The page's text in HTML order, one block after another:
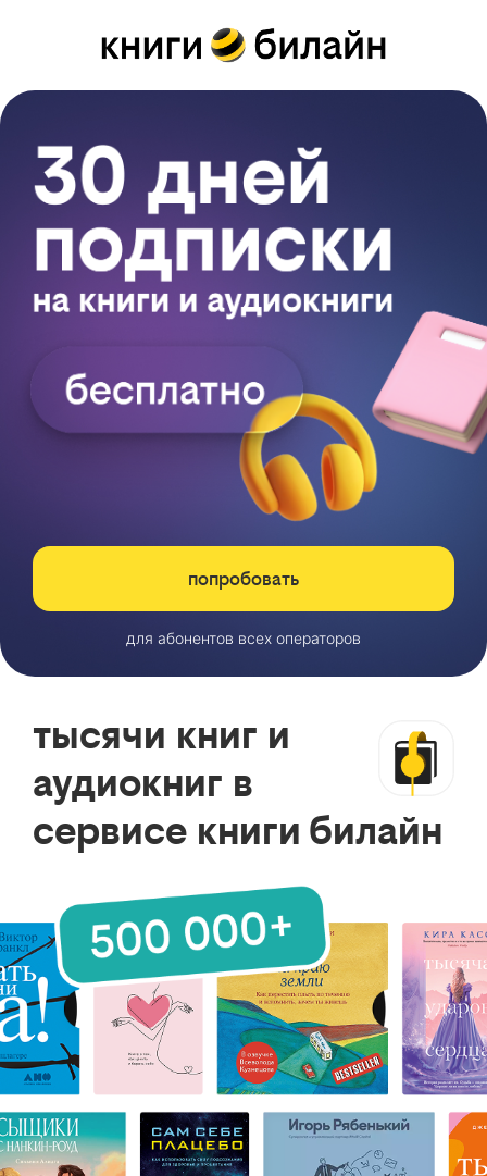
попробовать
для абонентов всех операторов
тысячи книг и
аудиокниг в
сервисе книги билайн